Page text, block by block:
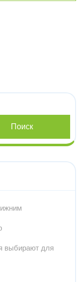
Поиск
выбирают для